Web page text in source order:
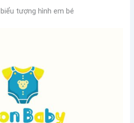
tượng hình em bé